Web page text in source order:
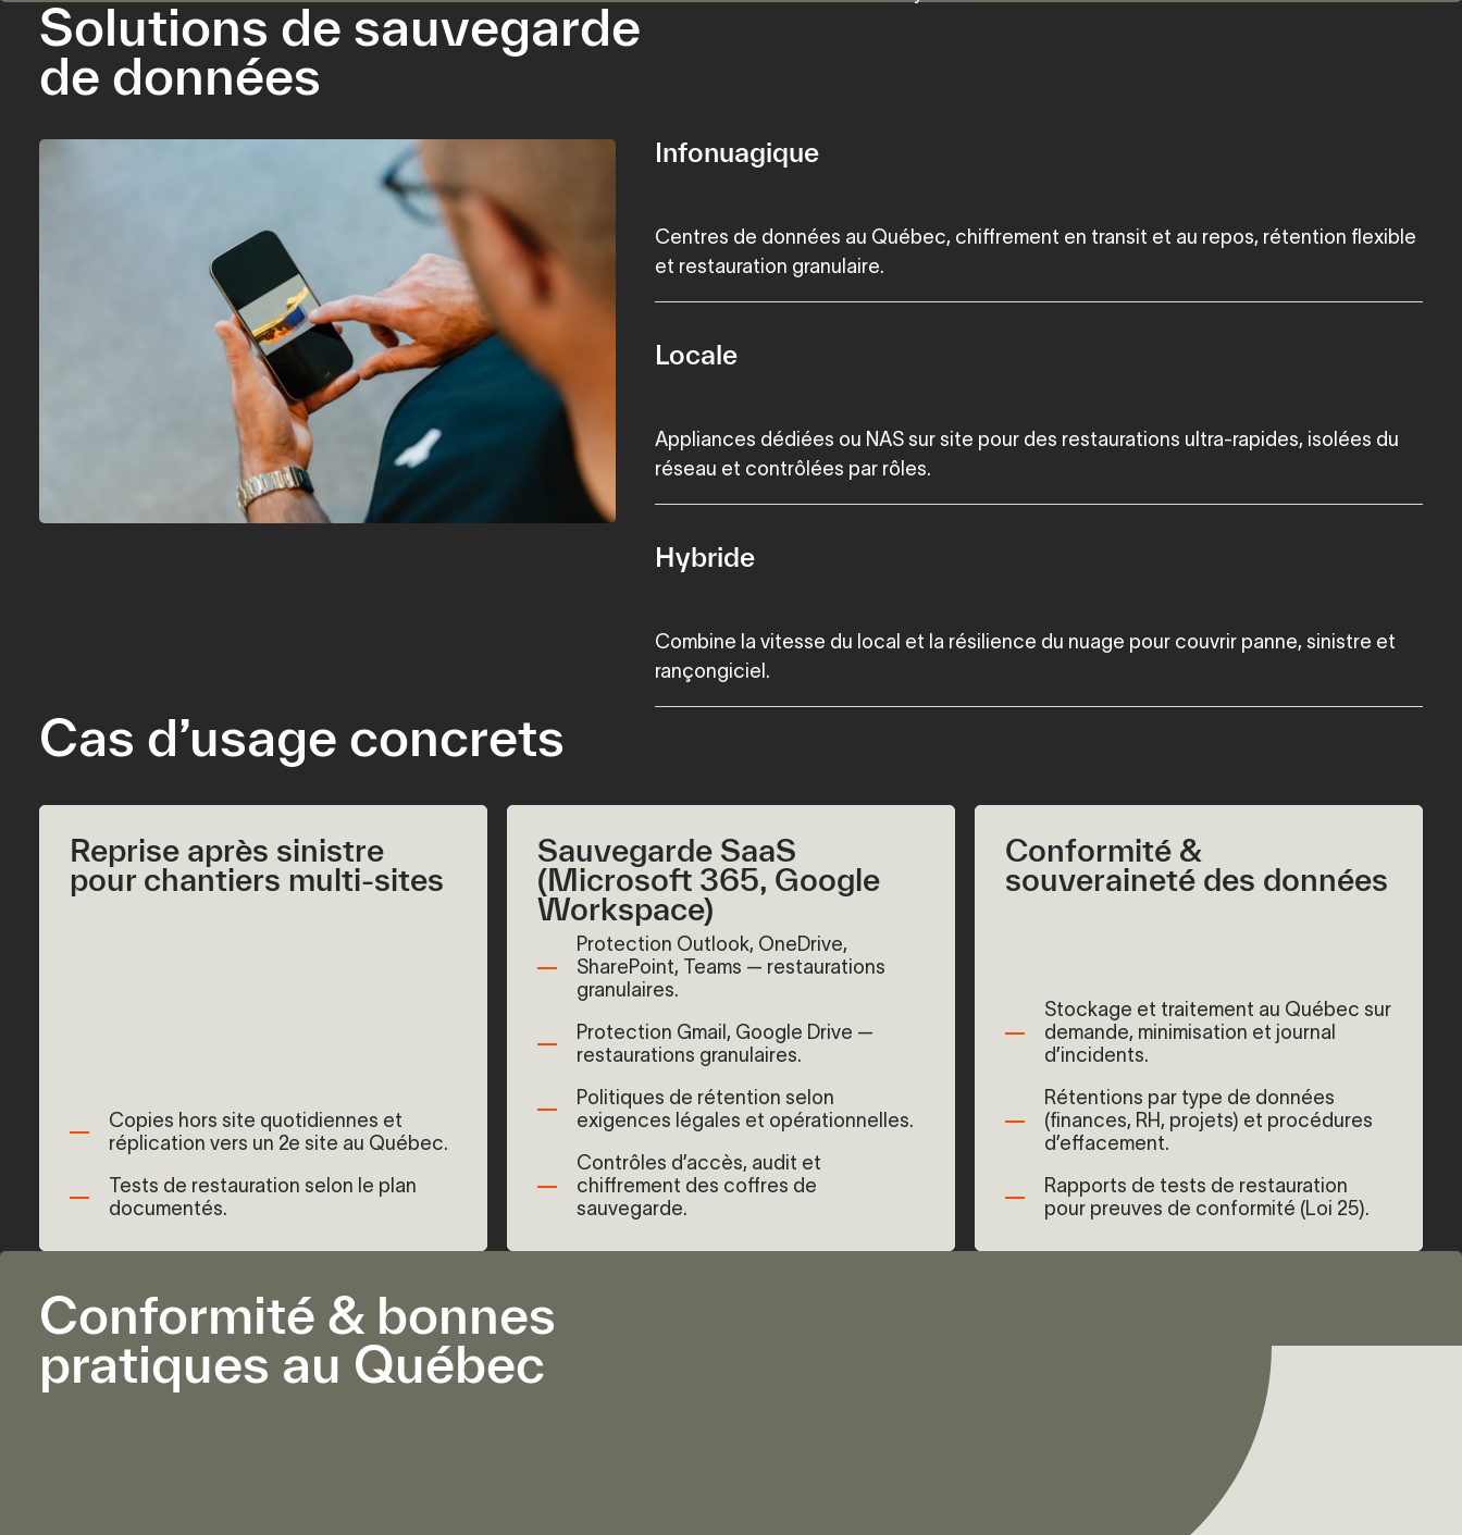
Solutions de sauvegarde
de données
Infonuagique
Centres de données au Québec, chiffrement en transit et au repos, rétention flexible
et restauration granulaire.
Locale
Appliances dédiées ou NAS sur site pour des restaurations ultra‑rapides, isolées du
réseau et contrôlées par rôles.
Hybride
Combine la vitesse du local et la résilience du nuage pour couvrir panne, sinistre et
rançongiciel.
Cas d’usage concrets
Reprise après sinistre
pour chantiers multi‑sites
Copies hors site quotidiennes et
réplication vers un 2e site au Québec.
Tests de restauration selon le plan
documentés.
Sauvegarde SaaS
(Microsoft 365, Google
Workspace)
Protection Outlook, OneDrive,
SharePoint, Teams — restaurations
granulaires.
Protection Gmail, Google Drive —
restaurations granulaires.
Politiques de rétention selon
exigences légales et opérationnelles.
Contrôles d’accès, audit et
chiffrement des coffres de
sauvegarde.
Conformité &
souveraineté des données
Stockage et traitement au Québec sur
demande, minimisation et journal
d’incidents.
Rétentions par type de données
(finances, RH, projets) et procédures
d’effacement.
Rapports de tests de restauration
pour preuves de conformité (Loi 25).
Conformité & bonnes
pratiques au Québec